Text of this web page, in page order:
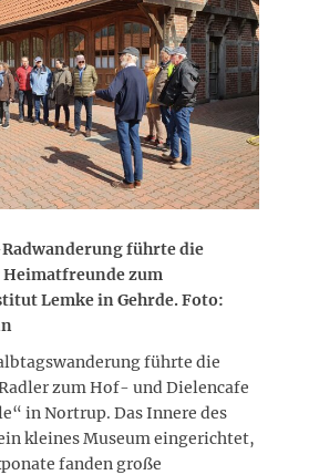
führte die
zum
Lemke in Gehrde. Foto:
führte die
zum Hof- und Dielencafe
in Nortrup. Das Innere des
kleines Museum eingerichtet,
fanden große